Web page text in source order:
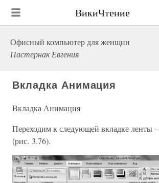
ВикиЧтение
Офисный компьютер для женщин
Пастернак Евгения
Вкладка Анимация
Вкладка Анимация
Переходим к следующей вкладке ленты –
(рис. 3.76).